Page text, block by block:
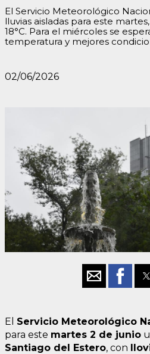
El Servicio Meteorológico
lluvias aisladas para este
18°C. Para el miércoles se
temperatura y mejores
02/06/2026
El Servicio Meteorológico
para este martes 2 de junio
Santiago del Estero, con